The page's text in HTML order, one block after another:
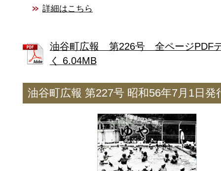
詳細はこちら
油谷町広報 第226号 全ページPDF
く 6.04MB
油谷町広報 第227号 昭和56年7月1日発